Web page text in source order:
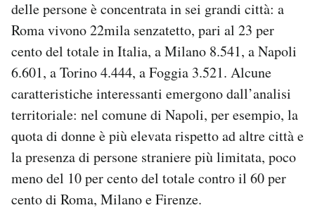
delle persone è concentrata in sei grandi città: a
Roma vivono 22mila senzatetto, pari al 23 per
cento del totale in Italia, a Milano 8.541, a Napoli
6.601, a Torino 4.444, a Foggia 3.521. Alcune
caratteristiche interessanti emergono dall’analisi
territoriale: nel comune di Napoli, per esempio, la
quota di donne è più elevata rispetto ad altre città e
la presenza di persone straniere più limitata, poco
meno del 10 per cento del totale contro il 60 per
cento di Roma, Milano e Firenze.